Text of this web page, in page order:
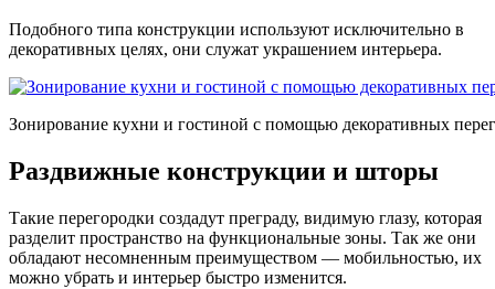
Подобного типа конструкции используют исключительно в
декоративных целях, они служат украшением интерьера.
Зонирование кухни и гостиной с помощью декоративных
Раздвижные конструкции и шторы
Такие перегородки создадут преграду, видимую глазу, которая
разделит пространство на функциональные зоны. Так же они
обладают несомненным преимуществом — мобильностью, их
можно убрать и интерьер быстро изменится.